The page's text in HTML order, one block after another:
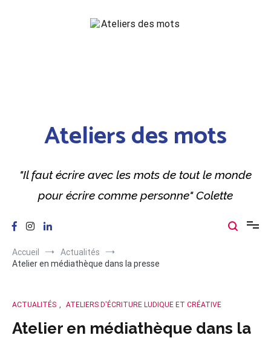
Ateliers des mots
"Il faut écrire avec les mots de tout le monde
pour écrire comme personne" Colette
Accueil
Actualités
Atelier en médiathèque dans la presse
ACTUALITÉS , ATELIERS D'ÉCRITURE LUDIQUE ET CRÉATIVE
Atelier en médiathèque dans la